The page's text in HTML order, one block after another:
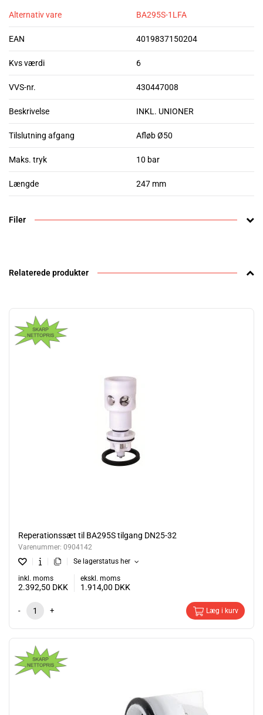
Alternativ vare BA295S-1LFA
EAN 4019837150204
Kvs værdi 6
VVS-nr. 430447008
Beskrivelse INKL. UNIONER
Tilslutning afgang Afløb Ø50
Maks. tryk 10 bar
Længde 247 mm
Filer
Relaterede produkter
Reperationssæt til BA295S tilgang DN25-32
Varenummer: 0904142
Se lagerstatus her
inkl. moms
2.392,50 DKK
ekskl. moms
1.914,00 DKK
- + Læg i kurv